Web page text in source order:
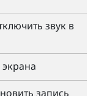
звук в
запись